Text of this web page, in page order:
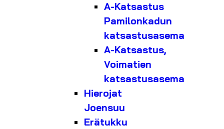
A-Katsastus
Pamilonkadun
katsastusasema
A-Katsastus,
Voimatien
katsastusasema
Hierojat
Joensuu
Erätukku